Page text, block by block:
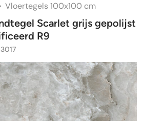
Vloertegels 100x100 cm
Scarlet grijs gepolijst
R9